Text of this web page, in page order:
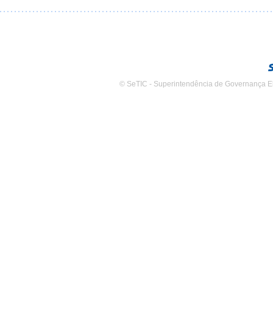
© SeTIC - Superintendência de Governança